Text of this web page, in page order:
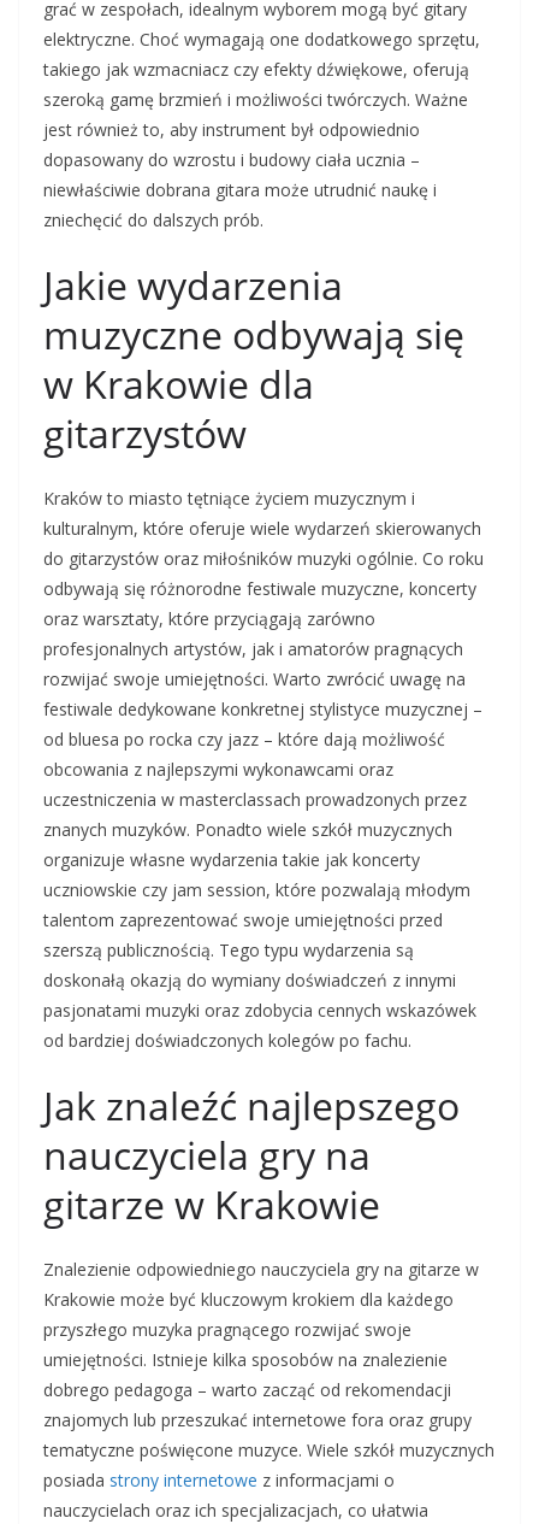
grać w zespołach, idealnym wyborem mogą być gitary
elektryczne. Choć wymagają one dodatkowego sprzętu,
takiego jak wzmacniacz czy efekty dźwiękowe, oferują
szeroką gamę brzmień i możliwości twórczych. Ważne
jest również to, aby instrument był odpowiednio
dopasowany do wzrostu i budowy ciała ucznia –
niewłaściwie dobrana gitara może utrudnić naukę i
zniechęcić do dalszych prób.
Jakie wydarzenia
muzyczne odbywają się
w Krakowie dla
gitarzystów
Kraków to miasto tętniące życiem muzycznym i
kulturalnym, które oferuje wiele wydarzeń skierowanych
do gitarzystów oraz miłośników muzyki ogólnie. Co roku
odbywają się różnorodne festiwale muzyczne, koncerty
oraz warsztaty, które przyciągają zarówno
profesjonalnych artystów, jak i amatorów pragnących
rozwijać swoje umiejętności. Warto zwrócić uwagę na
festiwale dedykowane konkretnej stylistyce muzycznej –
od bluesa po rocka czy jazz – które dają możliwość
obcowania z najlepszymi wykonawcami oraz
uczestniczenia w masterclassach prowadzonych przez
znanych muzyków. Ponadto wiele szkół muzycznych
organizuje własne wydarzenia takie jak koncerty
uczniowskie czy jam session, które pozwalają młodym
talentom zaprezentować swoje umiejętności przed
szerszą publicznością. Tego typu wydarzenia są
doskonałą okazją do wymiany doświadczeń z innymi
pasjonatami muzyki oraz zdobycia cennych wskazówek
od bardziej doświadczonych kolegów po fachu.
Jak znaleźć najlepszego
nauczyciela gry na
gitarze w Krakowie
Znalezienie odpowiedniego nauczyciela gry na gitarze w
Krakowie może być kluczowym krokiem dla każdego
przyszłego muzyka pragnącego rozwijać swoje
umiejętności. Istnieje kilka sposobów na znalezienie
dobrego pedagoga – warto zacząć od rekomendacji
znajomych lub przeszukać internetowe fora oraz grupy
tematyczne poświęcone muzyce. Wiele szkół muzycznych
posiada strony internetowe z informacjami o
nauczycielach oraz ich specjalizacjach, co ułatwia